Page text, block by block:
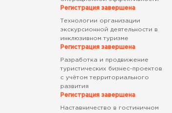
Регистрация завершена
Технологии организации
экскурсионной деятельности в
инклюзивном туризме
Регистрация завершена
Разработка и продвижение
туристических бизнес-проектов
с учётом территориального
развития
Регистрация завершена
Наставничество в гостиничном